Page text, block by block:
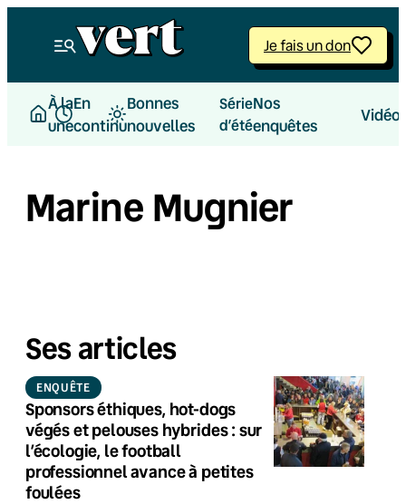
Je fais un don
À la
une
En
continu
Bonnes
nouvelles
Série
d’été
Nos
enquêtes
Marine Mugnier
Ses articles
ENQUÊTE
Sponsors éthiques, hot-dogs
végés et pelouses hybrides : sur
l’écologie, le football
professionnel avance à petites
foulées